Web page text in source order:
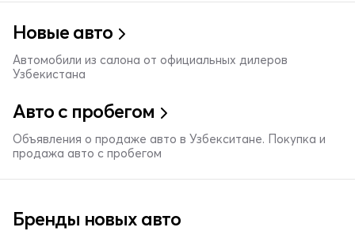
Новые авто
Автомобили из салона от официальных дилеров
Узбекистана
Авто с пробегом
Объявления о продаже авто в Узбекситане. Покупка и
продажа авто с пробегом
Бренды новых авто